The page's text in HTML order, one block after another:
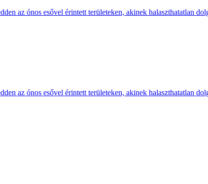
az ónos esővel érintett területeken, akinek halaszthatatlan
az ónos esővel érintett területeken, akinek halaszthatatlan